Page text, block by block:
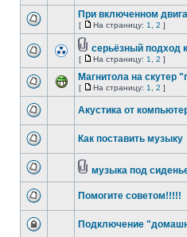
При включенном
[ На страницу: 1 2 ]
серьёзный подход
[ На страницу: 1 2 ]
Магнитола на скутер
[ На страницу: 1 2 ]
Акустика от
Как поставить музыку
музыка под
Помогите советом!!!!!
Подключение